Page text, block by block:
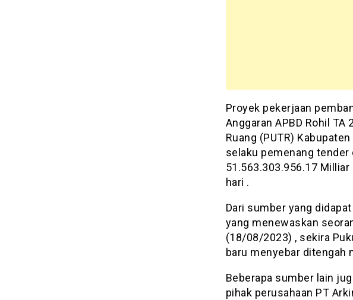
Proyek pekerjaan
Anggaran APBD Rohil TA
Ruang (PUTR)
selaku pemenang tender
51.563.303.956.17
hari .
Dari sumber yang
yang menewaskan
(18/08/2023) , sekira
baru menyebar ditengah
Beberapa sumber lain
pihak perusahaan PT